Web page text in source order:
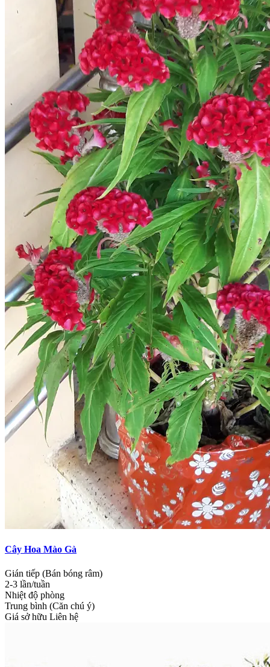
Cây Hoa Mào Gà
Gián tiếp (Bán bóng râm)
2-3 lần/tuần
Nhiệt độ phòng
Trung bình (Căn chú ý)
Giá sở hữu Liên hệ